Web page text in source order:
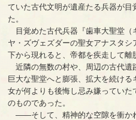
ていた古代文明が遺産たる兵器が
た。
目覚めた古代兵器『歯車大聖堂（
ヤ・ズヴェズダーの聖女アナスタ
下から現れると、帝都を疾走して離
近隣の無数の村や、周辺の古代遺
巨大な聖堂へと膨張、拡大を続け
女が何よりも後悔し忌み嫌ってい
のものであった。
――そして、精神的な空隙を衝か